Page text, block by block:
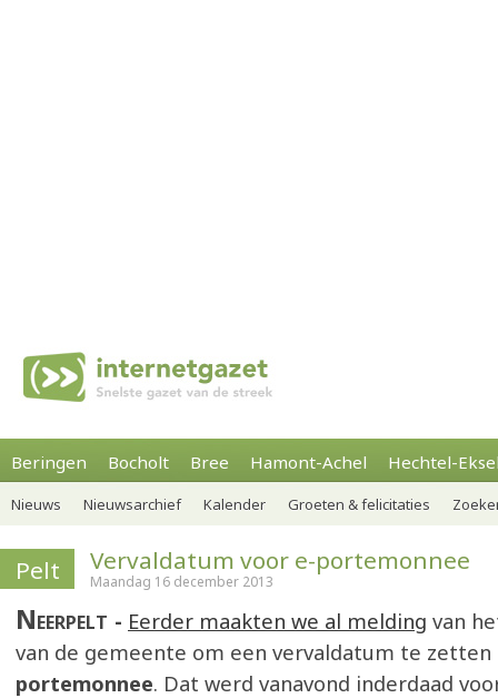
Beringen Bocholt Bree Hamont-Achel Hechtel-
Nieuws Nieuwsarchief Kalender Groeten & felicitaties
Pelt Vervaldatum voor e-portemonnee
Maandag 16 december 2013
Neerpelt Eerder maakten we al melding van
van de gemeente om een vervaldatum te
portemonnee. Dat werd vanavond inderdaad